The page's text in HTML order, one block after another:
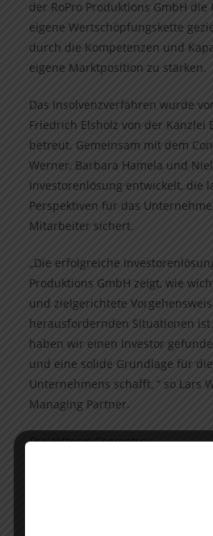
der RoPro Produktions GmbH die
eigene Wertschöpfungskette
durch die Kompetenzen und
eigene Marktposition zu stärken.
Das Insolvenzverfahren wurde
Friedrich Elsholz von der Kanzlei
betreut. Gemeinsam mit dem
Werner, Barbara Hamela und
Investorenlösung entwickelt, die
Perspektiven für das
Mitarbeiter sichert.
„Die erfolgreiche
Produktions GmbH zeigt, wie
und zielgerichtete
herausfordernden Situationen
haben wir einen Investor
und eine solide Grundlage für
Unternehmens schafft, “ so Lars
Managing Partner.
Projektteam Concentro:
(Senior Consultant) und Niels